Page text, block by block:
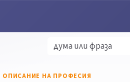
ОПИСАНИЕ НА ПРОФЕСИЯ